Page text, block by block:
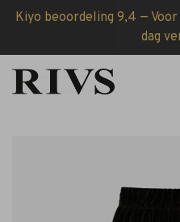
Kiyo beoordeling 9,4 —
dag